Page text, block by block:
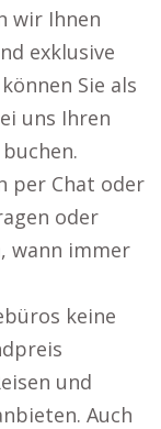
wir Ihnen
exklusive
Sie als
uns Ihren
per Chat oder
oder
wann immer
keine
und
Auch